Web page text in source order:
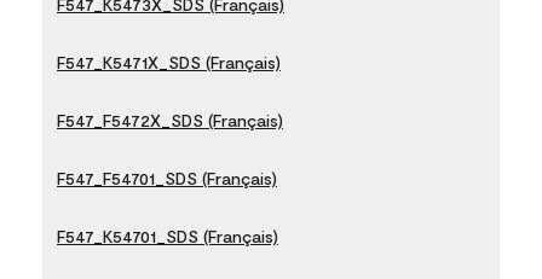
F547_K5471X_SDS (Français)
F547_F5472X_SDS (Français)
F547_F54701_SDS (Français)
F547_K54701_SDS (Français)